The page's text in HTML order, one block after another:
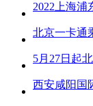
2022上海浦
北京一卡通
5月27日起
西安咸阳国